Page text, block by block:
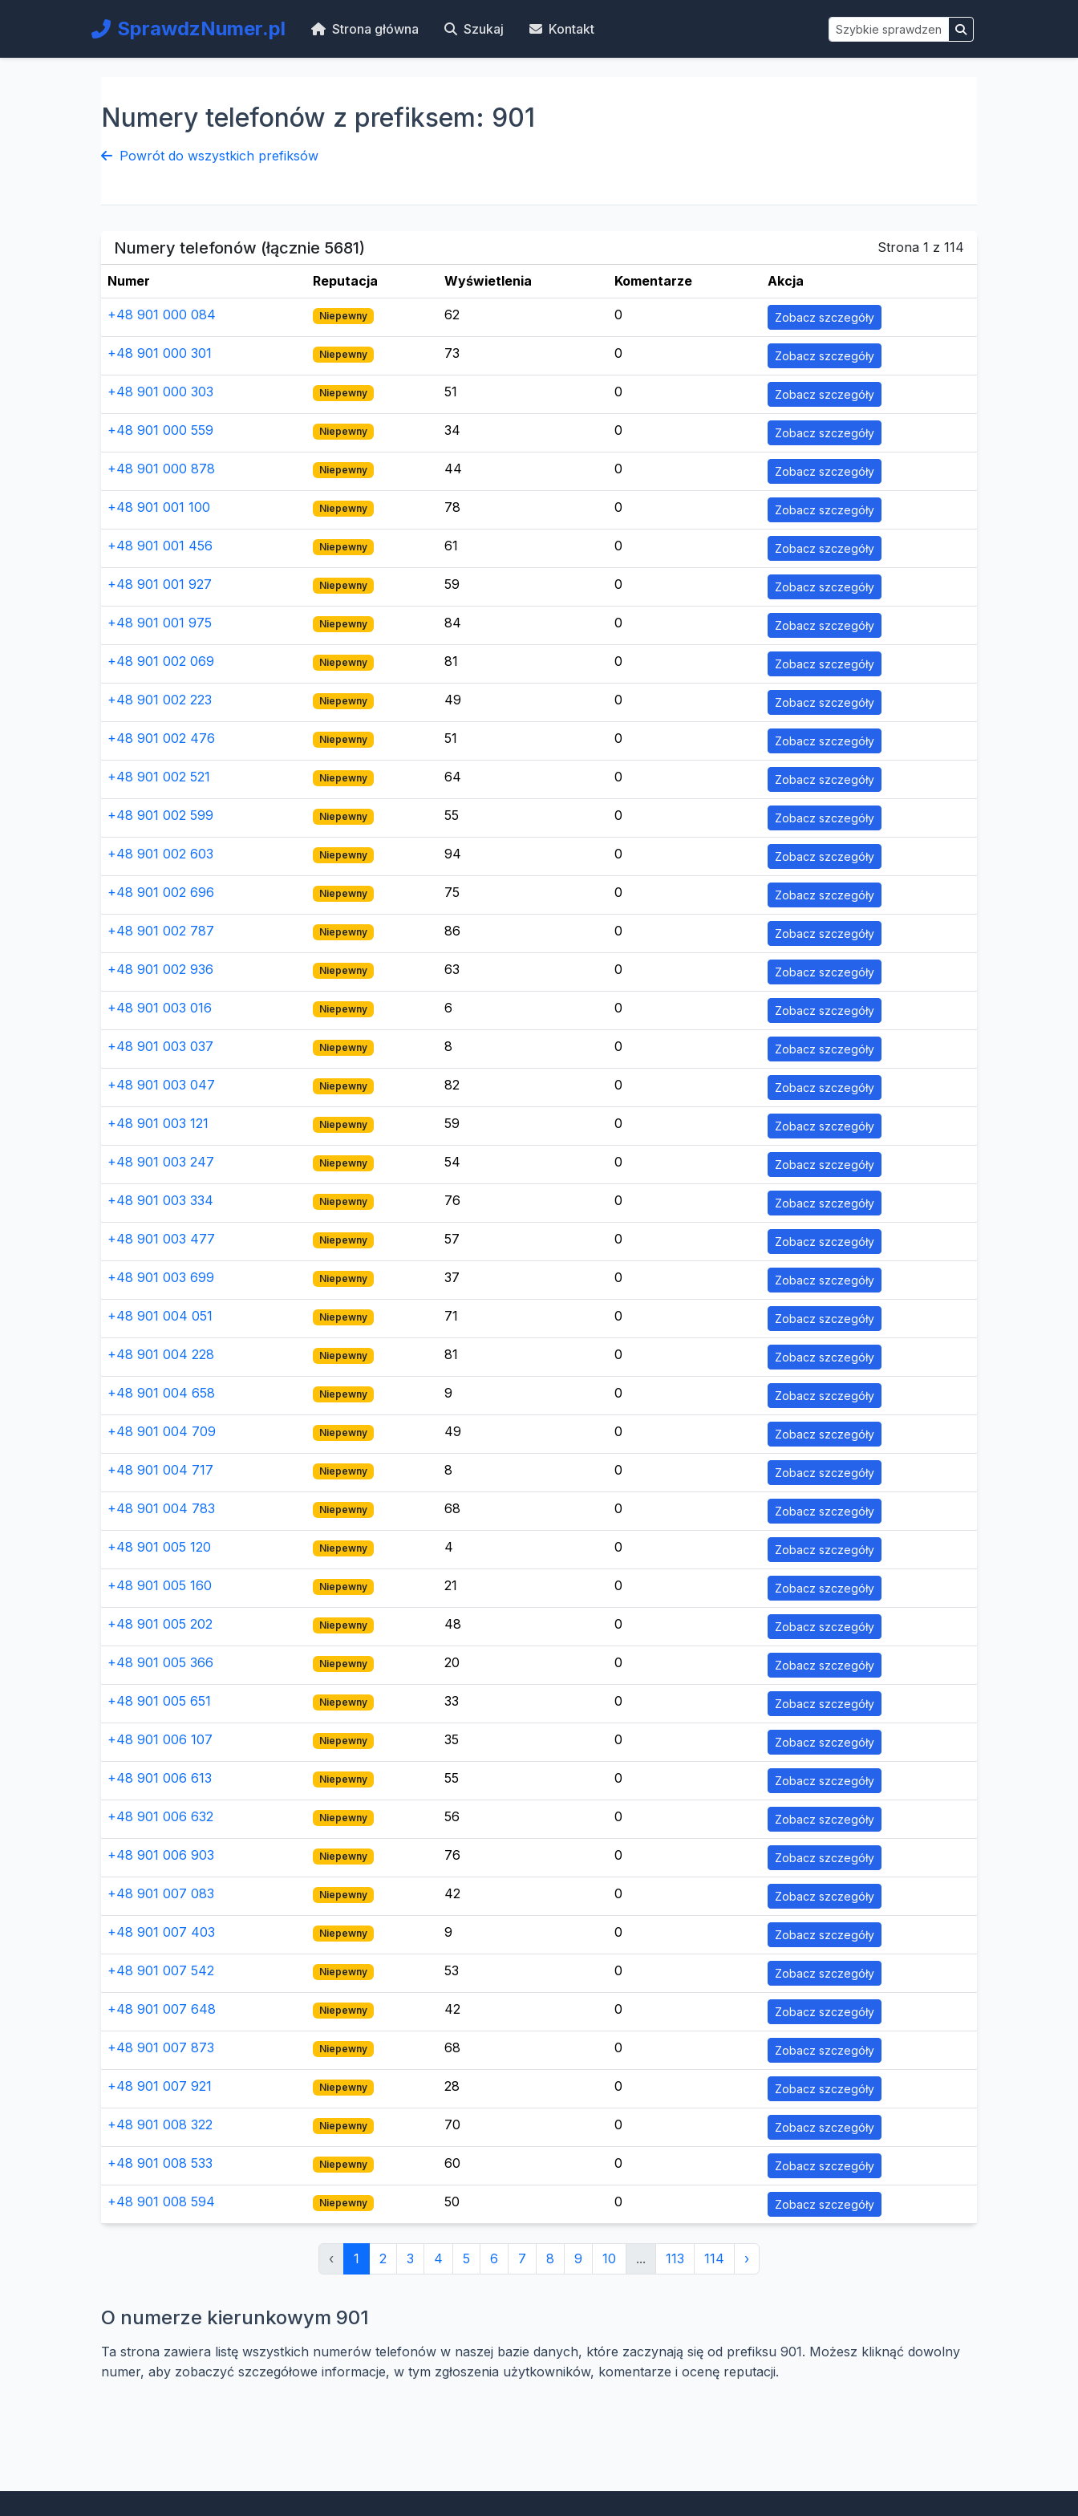
SprawdzNumer.pl Strona główna Szukaj Kontakt
Numery telefonów z prefiksem: 901
Powrót do wszystkich prefiksów
Numery telefonów (łącznie 5681) Strona 1 z 114
Numer Reputacja Wyświetlenia Komentarze Akcja
+48 901 000 084 Niepewny 62 0 Zobacz szczegóły
+48 901 000 301 Niepewny 73 0 Zobacz szczegóły
+48 901 000 303 Niepewny 51 0 Zobacz szczegóły
+48 901 000 559 Niepewny 34 0 Zobacz szczegóły
+48 901 000 878 Niepewny 44 0 Zobacz szczegóły
+48 901 001 100 Niepewny 78 0 Zobacz szczegóły
+48 901 001 456 Niepewny 61 0 Zobacz szczegóły
+48 901 001 927 Niepewny 59 0 Zobacz szczegóły
+48 901 001 975 Niepewny 84 0 Zobacz szczegóły
+48 901 002 069 Niepewny 81 0 Zobacz szczegóły
+48 901 002 223 Niepewny 49 0 Zobacz szczegóły
+48 901 002 476 Niepewny 51 0 Zobacz szczegóły
+48 901 002 521 Niepewny 64 0 Zobacz szczegóły
+48 901 002 599 Niepewny 55 0 Zobacz szczegóły
+48 901 002 603 Niepewny 94 0 Zobacz szczegóły
+48 901 002 696 Niepewny 75 0 Zobacz szczegóły
+48 901 002 787 Niepewny 86 0 Zobacz szczegóły
+48 901 002 936 Niepewny 63 0 Zobacz szczegóły
+48 901 003 016 Niepewny 6 0 Zobacz szczegóły
+48 901 003 037 Niepewny 8 0 Zobacz szczegóły
+48 901 003 047 Niepewny 82 0 Zobacz szczegóły
+48 901 003 121 Niepewny 59 0 Zobacz szczegóły
+48 901 003 247 Niepewny 54 0 Zobacz szczegóły
+48 901 003 334 Niepewny 76 0 Zobacz szczegóły
+48 901 003 477 Niepewny 57 0 Zobacz szczegóły
+48 901 003 699 Niepewny 37 0 Zobacz szczegóły
+48 901 004 051 Niepewny 71 0 Zobacz szczegóły
+48 901 004 228 Niepewny 81 0 Zobacz szczegóły
+48 901 004 658 Niepewny 9 0 Zobacz szczegóły
+48 901 004 709 Niepewny 49 0 Zobacz szczegóły
+48 901 004 717 Niepewny 8 0 Zobacz szczegóły
+48 901 004 783 Niepewny 68 0 Zobacz szczegóły
+48 901 005 120 Niepewny 4 0 Zobacz szczegóły
+48 901 005 160 Niepewny 21 0 Zobacz szczegóły
+48 901 005 202 Niepewny 48 0 Zobacz szczegóły
+48 901 005 366 Niepewny 20 0 Zobacz szczegóły
+48 901 005 651 Niepewny 33 0 Zobacz szczegóły
+48 901 006 107 Niepewny 35 0 Zobacz szczegóły
+48 901 006 613 Niepewny 55 0 Zobacz szczegóły
+48 901 006 632 Niepewny 56 0 Zobacz szczegóły
+48 901 006 903 Niepewny 76 0 Zobacz szczegóły
+48 901 007 083 Niepewny 42 0 Zobacz szczegóły
+48 901 007 403 Niepewny 9 0 Zobacz szczegóły
+48 901 007 542 Niepewny 53 0 Zobacz szczegóły
+48 901 007 648 Niepewny 42 0 Zobacz szczegóły
+48 901 007 873 Niepewny 68 0 Zobacz szczegóły
+48 901 007 921 Niepewny 28 0 Zobacz szczegóły
+48 901 008 322 Niepewny 70 0 Zobacz szczegóły
+48 901 008 533 Niepewny 60 0 Zobacz szczegóły
+48 901 008 594 Niepewny 50 0 Zobacz szczegóły
‹ 1 2 3 4 5 6 7 8 9 10 ... 113 114 ›
O numerze kierunkowym 901
Ta strona zawiera listę wszystkich numerów telefonów w naszej bazie danych, które zaczynają się od prefiksu 901. Możesz kliknąć dowolny
numer, aby zobaczyć szczegółowe informacje, w tym zgłoszenia użytkowników, komentarze i ocenę reputacji.